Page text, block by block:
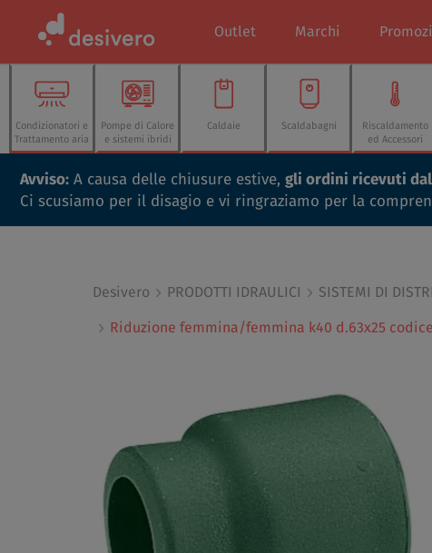
Outlet Marchi
Condizionatori e
Trattamento aria
Pompe di Calore
e sistemi ibridi
Caldaie Scaldabagni
Riscaldamento
ed Accessori
Avviso: A causa delle chiusure estive, gli ordini ricevuti
Ci scusiamo per il disagio e vi ringraziamo per la
Desivero PRODOTTI IDRAULICI SISTEMI DI
Riduzione femmina/femmina k40 d.63x25 codice